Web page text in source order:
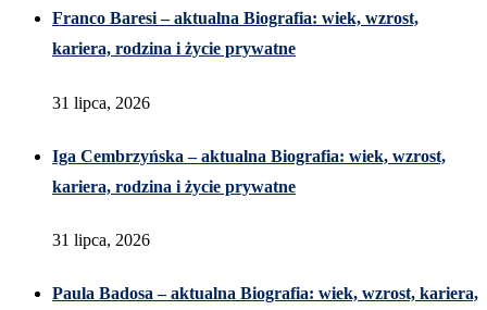
Franco Baresi – aktualna Biografia: wiek, wzrost,
kariera, rodzina i życie prywatne
31 lipca, 2026
Iga Cembrzyńska – aktualna Biografia: wiek, wzrost,
kariera, rodzina i życie prywatne
31 lipca, 2026
Paula Badosa – aktualna Biografia: wiek, wzrost, kariera,